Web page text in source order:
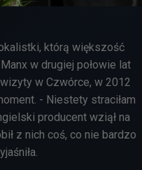
którą większość
w drugiej połowie lat
w Czwórce, w 2012
- Niestety straciłam
producent wziął na
z nich coś, co nie bardzo